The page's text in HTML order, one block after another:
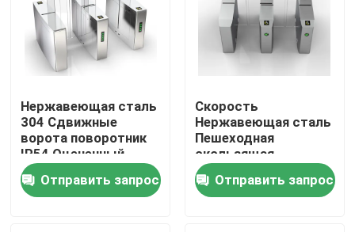
Главная страница
Продукция
Нержавеющая сталь
304 Сдвижные
ворота поворотник
IP54 Оцененный
RS232 Интерфейс
Антищипание
Контроль
Отправить запрос
Скорость
Нержавеющая сталь
Пешеходная
скользящая
барьерная дверь
Широкий проход
контроль доступа 80
Отправить запрос